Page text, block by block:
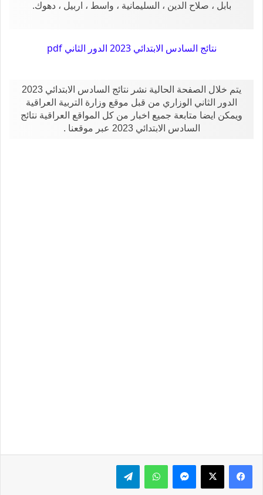
بابل ، صلاح الدين ، السليمانية ، واسط ، اربيل ، دهوك.
نتائج السادس الابتدائي 2023 الدور الثاني pdf
يتم خلال الصفحة الحالية نشر نتائج السادس الابتدائي 2023
الدور الثاني الوزاري من قبل موقع وزارة التربية العراقية
ويمكن ايضا متابعة جميع اخبار من كل المواقع العراقية نتائج
السادس الابتدائي 2023 عبر موقعنا .
ماسنجر واتساب تيلقرام